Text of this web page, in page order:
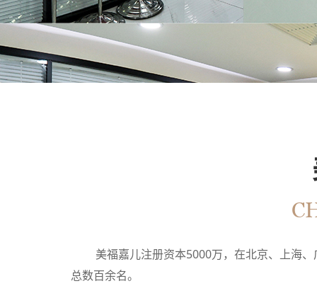
美福嘉儿注册资本5000万，在北京、上海
总数百余名。